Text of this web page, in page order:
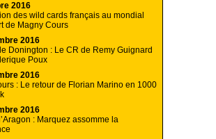
2016
des wild cards français au mondial
de Magny Cours
2016
Donington : Le CR de Remy Guignard
Poux
2016
: Le retour de Florian Marino en 1000
2016
: Marquez assomme la